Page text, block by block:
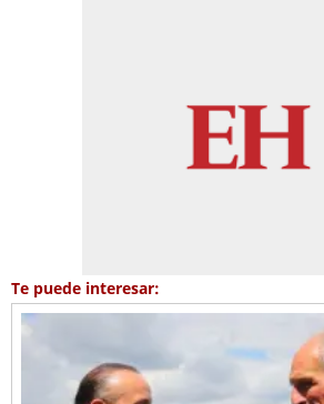
Te puede interesar: